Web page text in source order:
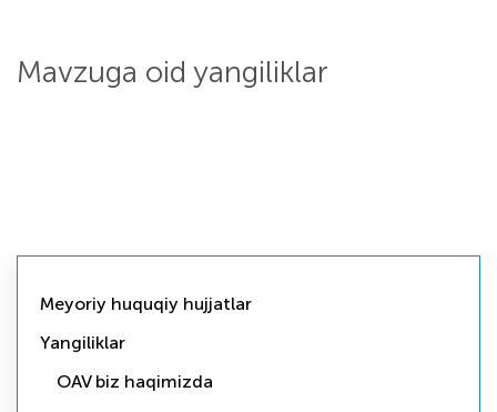
Mavzuga oid yangiliklar
Meyoriy huquqiy hujjatlar
Yangiliklar
OAV biz haqimizda